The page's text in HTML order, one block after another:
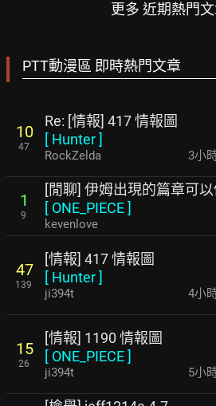
更多 近期熱門文
PTT動漫區 即時熱門文章
10
47
Re: [情報] 417 情報圖
[ Hunter]
RockZelda 3小
1
9
[閒聊] 伊姆出現的篇章可
[ ONE_PIECE]
kevenlove
47
139
[情報] 417 情報圖
[ Hunter]
ji394t 4小
15
26
[情報] 1190 情報圖
[ ONE_PIECE]
ji394t 5小